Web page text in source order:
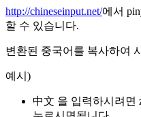
http://chineseinput.net/에서
할 수 있습니다.
변환된 중국어를 복사하여
예시)
中文 을 입력하시려면